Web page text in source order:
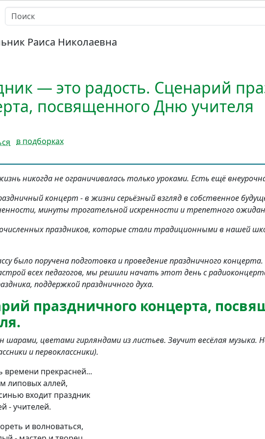
Раиса Николаевна
— это радость. Сценарий
посвященного Дню учителя
в подборках
никогда не ограничивалась только уроками. Есть ещё
концерт - в жизни серьёзный взгляд в собственное
минуты трогательной искренности и трепетного
праздников, которые стали традиционными в нашей
было поручена подготовка и проведение праздничного
всех педагогов, мы решили начать этот день с
поддержкой праздничного духа.
праздничного концерта,
шарами, цветами гирляндами из листьев. Звучит весёлая музыка.
и первоклассники).
прекрасней...
липовых аллей,
входит праздник
- учителей.
и волноваться,